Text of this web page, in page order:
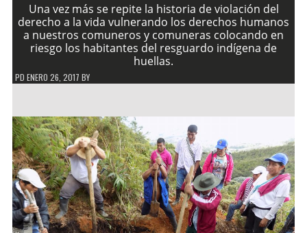
Una vez más se repite la historia de violación del
derecho a la vida vulnerando los derechos humanos
a nuestros comuneros y comuneras colocando en
riesgo los habitantes del resguardo indígena de
huellas.
PD ENERO 26, 2017 BY